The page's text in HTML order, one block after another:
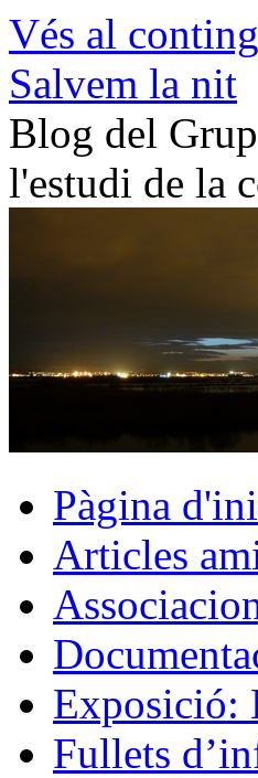
Vés al
Salvem la nit
Blog del
l'estudi de la
Pàgina
Articles
Exposició:
Fullets